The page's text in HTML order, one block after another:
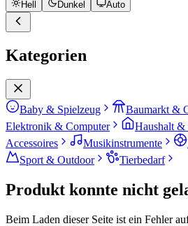
Hell Dunkel Auto
Kategorien
Baby & Spielzeug Baumarkt &
Elektronik & Computer
Haushalt &
Accessoires
Musikinstrumente
Sport & Outdoor
Tierbedarf
Produkt konnte nicht
Beim Laden dieser Seite ist ein Fehler